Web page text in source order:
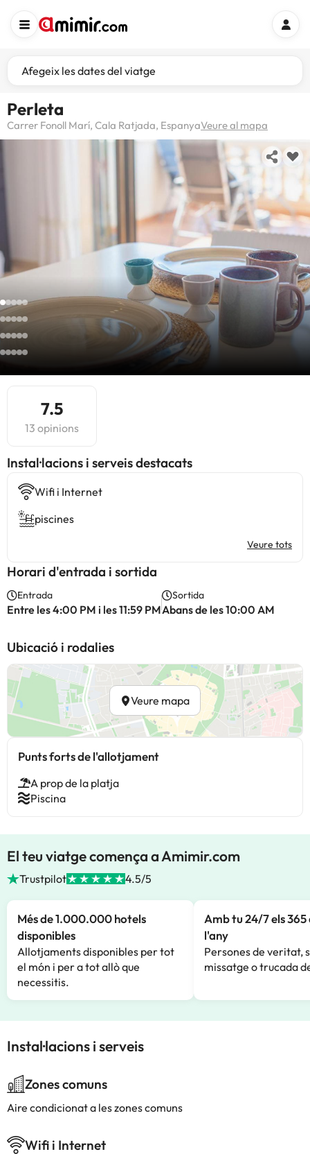
Afegeix les dates del viatge
Perleta
Carrer Fonoll Marí, Cala Ratjada, EspanyaVeure al mapa
7.5
13 opinions
Instal·lacions i serveis destacats
Wifi i Internet
piscines
Veure tots
Horari d'entrada i sortida
Entrada
Entre les 4:00 PM i les 11:59 PM
Sortida
Abans de les 10:00 AM
Ubicació i rodalies
Veure mapa
Punts forts de l'allotjament
A prop de la platja
Piscina
El teu viatge comença a Amimir.com
Trustpilot 4.5/5
Més de 1.000.000 hotels
disponibles
Allotjaments disponibles per tot
el món i per a tot allò que
necessitis.
Amb tu 24/7 els 365
l'any
Persones de veritat,
missatge o trucada
Instal·lacions i serveis
Zones comuns
Aire condicionat a les zones comuns
Wifi i Internet